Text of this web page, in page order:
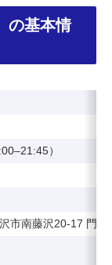
の基本情
）
市南藤沢20-17 門倉